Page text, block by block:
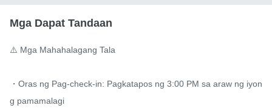
Mga Dapat Tandaan
⚠️ Mga Mahahalagang Tala
・Oras ng Pag-check-in: Pagkatapos ng 3:00 PM sa araw ng iyon
g pamamalagi